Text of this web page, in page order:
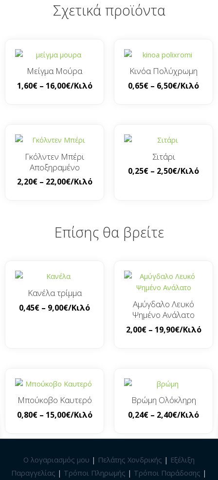
Σχετικά προϊόντα
Μείγμα Μούρα
1,60€ – 16,00€/Κιλό
Κινόα Πολύχρωμη
0,65€ – 6,50€/Κιλό
Γκόλντεν Μπέρι
Αποξηραμένο
2,20€ – 22,00€/Κιλό
Σιτάρι
0,25€ – 2,50€/Κιλό
Επίσης θα βρείτε
Κανέλα τρίμμα
0,45€ – 9,00€/Κιλό
Αμύγδαλο Λευκό
Ψημένο Ανάλατο
2,00€ – 19,90€/Κιλό
Μπούκοβο Καυτερό
0,80€ – 15,00€/Κιλό
Βρώμη Ολόκληρη
0,24€ – 2,40€/Κιλό
Ο λογαριασμός μου | Πελάτης Χονδρικής | Εξέλιξη
Παραγγελίας | Τρόποι Πληρωμής | Τρόποι Παράδοσης |